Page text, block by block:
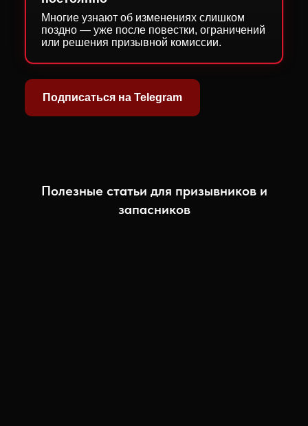
Многие узнают об изменениях слишком
поздно — уже после повестки, ограничений
или решения призывной комиссии.
Подписаться на Telegram
Полезные статьи для призывников и
запасников